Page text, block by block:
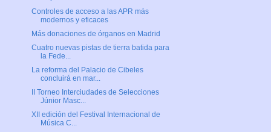
Controles de acceso a las APR más
modernos y eficaces
Más donaciones de órganos en Madrid
Cuatro nuevas pistas de tierra batida para
la Fede...
La reforma del Palacio de Cibeles
concluirá en mar...
II Torneo Interciudades de Selecciones
Júnior Masc...
XII edición del Festival Internacional de
Música C...